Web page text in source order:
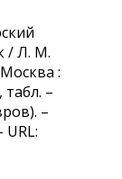
/ Л. М.
:
табл. –
–